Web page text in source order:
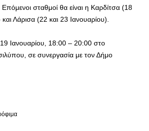
σταθμοί θα είναι η Καρδίτσα (18
Λάρισα (22 και 23 Ιανουαρίου).
19 Ιανουαρίου, 18:00 – 20:00 στο
σε συνεργασία με τον Δήμο